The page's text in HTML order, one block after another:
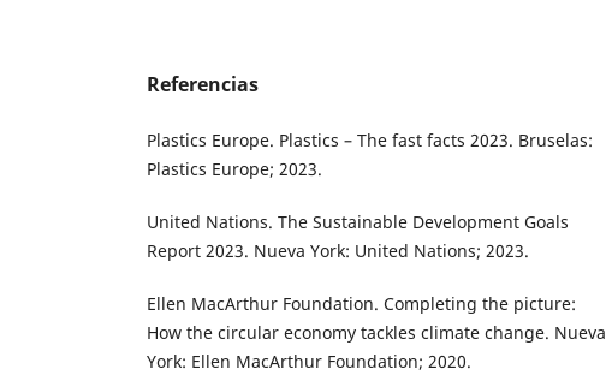
Referencias
Plastics Europe. Plastics – The fast facts 2023. Bruselas:
Plastics Europe; 2023.
United Nations. The Sustainable Development Goals
Report 2023. Nueva York: United Nations; 2023.
Ellen MacArthur Foundation. Completing the picture:
How the circular economy tackles climate change. Nueva
York: Ellen MacArthur Foundation; 2020.